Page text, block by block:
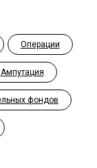
Операции
Ампутация
фондов